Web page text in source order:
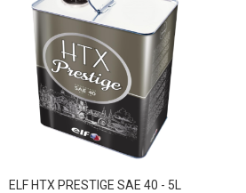
ELF HTX PRESTIGE SAE 40 - 5L